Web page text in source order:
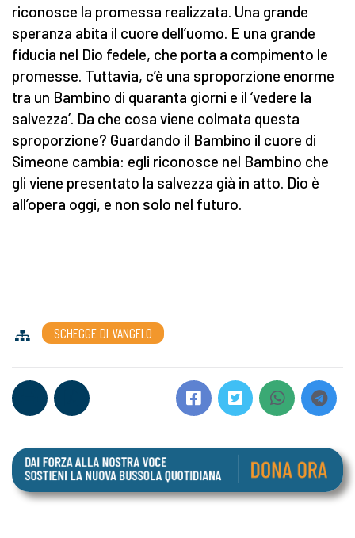
riconosce la promessa realizzata. Una grande
speranza abita il cuore dell’uomo. E una grande
fiducia nel Dio fedele, che porta a compimento le
promesse. Tuttavia, c’è una sproporzione enorme
tra un Bambino di quaranta giorni e il ‘vedere la
salvezza’. Da che cosa viene colmata questa
sproporzione? Guardando il Bambino il cuore di
Simeone cambia: egli riconosce nel Bambino che
gli viene presentato la salvezza già in atto. Dio è
all’opera oggi, e non solo nel futuro.
SCHEGGE DI VANGELO